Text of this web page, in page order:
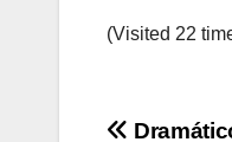
(Visited 22